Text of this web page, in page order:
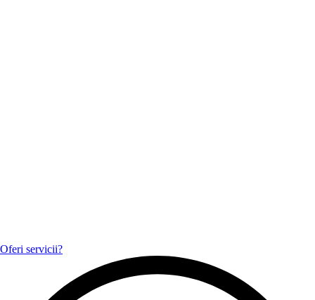
Oferi servicii?